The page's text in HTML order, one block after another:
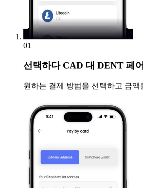
01
선택하다CAD 대 DENT 페어
원하는 결제 방법을 선택하고 금액